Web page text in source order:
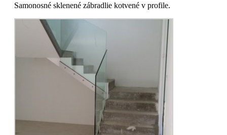
Samonosné sklenené zábradlie kotvené v profile.